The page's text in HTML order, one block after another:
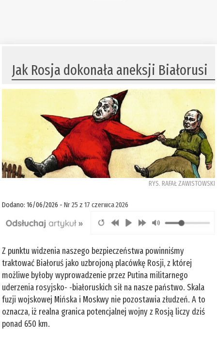
Jak Rosja dokonała aneksji Białorusi
RYS. RAFAŁ ZAWISTOWSKI
Dodano: 16/06/2026 -Nr 25 z 17 czerwca 2026
Z punktu widzenia naszego bezpieczeństwa powinniśmy
traktować Białoruś jako uzbrojoną placówkę Rosji, z której
możliwe byłoby wyprowadzenie przez Putina militarnego
uderzenia rosyjsko- -białoruskich sił na nasze państwo. Skala
fuzji wojskowej Mińska i Moskwy nie pozostawia złudzeń. A to
oznacza, iż realna granica potencjalnej wojny z Rosją liczy dziś
ponad 650 km.